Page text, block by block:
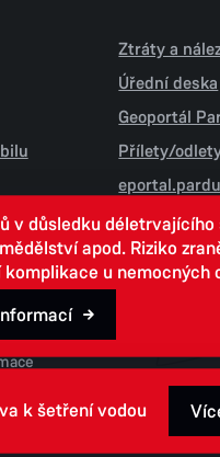
Ztráty a
Úřední deska
Geoportál
Přílety/
důsledku
apod. Riziko
u nemocných
k šetření vodou